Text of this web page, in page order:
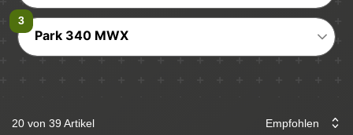
Park 340 MWX
20 von 39 Artikel